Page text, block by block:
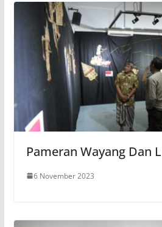
Pameran Wayang Dan
6 November 2023